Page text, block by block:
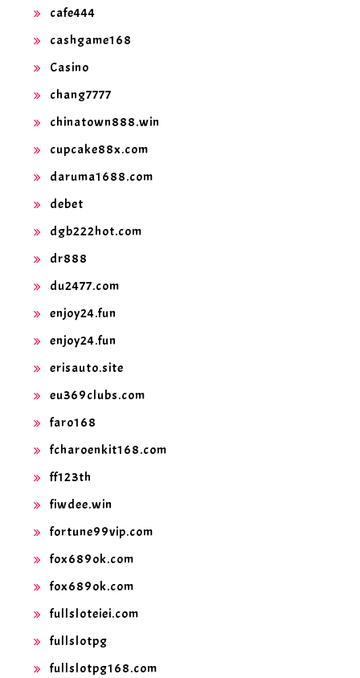
cafe444
cashgame168
Casino
chang7777
chinatown888.win
cupcake88x.com
daruma1688.com
debet
dgb222hot.com
dr888
du2477.com
enjoy24.fun
enjoy24.fun
erisauto.site
eu369clubs.com
faro168
fcharoenkit168.com
ff123th
fiwdee.win
fortune99vip.com
fox689ok.com
fox689ok.com
fullsloteiei.com
fullslotpg
fullslotpg168.com